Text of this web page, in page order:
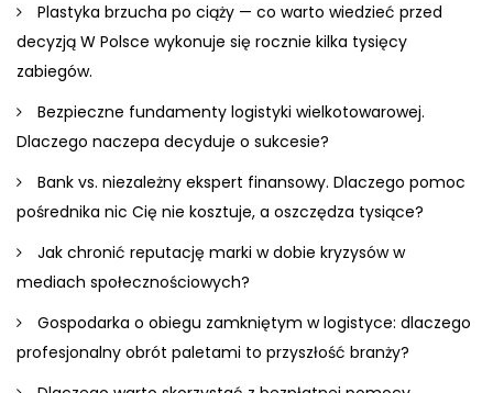
Plastyka brzucha po ciąży — co warto wiedzieć przed
decyzją W Polsce wykonuje się rocznie kilka tysięcy
zabiegów.
Bezpieczne fundamenty logistyki wielkotowarowej.
Dlaczego naczepa decyduje o sukcesie?
Bank vs. niezależny ekspert finansowy. Dlaczego pomoc
pośrednika nic Cię nie kosztuje, a oszczędza tysiące?
Jak chronić reputację marki w dobie kryzysów w
mediach społecznościowych?
Gospodarka o obiegu zamkniętym w logistyce: dlaczego
profesjonalny obrót paletami to przyszłość branży?